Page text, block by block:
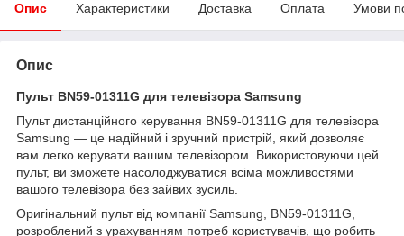
Опис Характеристики Доставка Оплата Умови
Опис
Пульт BN59-01311G для телевізора Samsung
Пульт дистанційного керування BN59-01311G для телевізора
Samsung — це надійний і зручний пристрій, який дозволяє
вам легко керувати вашим телевізором. Використовуючи цей
пульт, ви зможете насолоджуватися всіма можливостями
вашого телевізора без зайвих зусиль.
Оригінальний пульт від компанії Samsung, BN59-01311G,
розроблений з урахуванням потреб користувачів, що робить